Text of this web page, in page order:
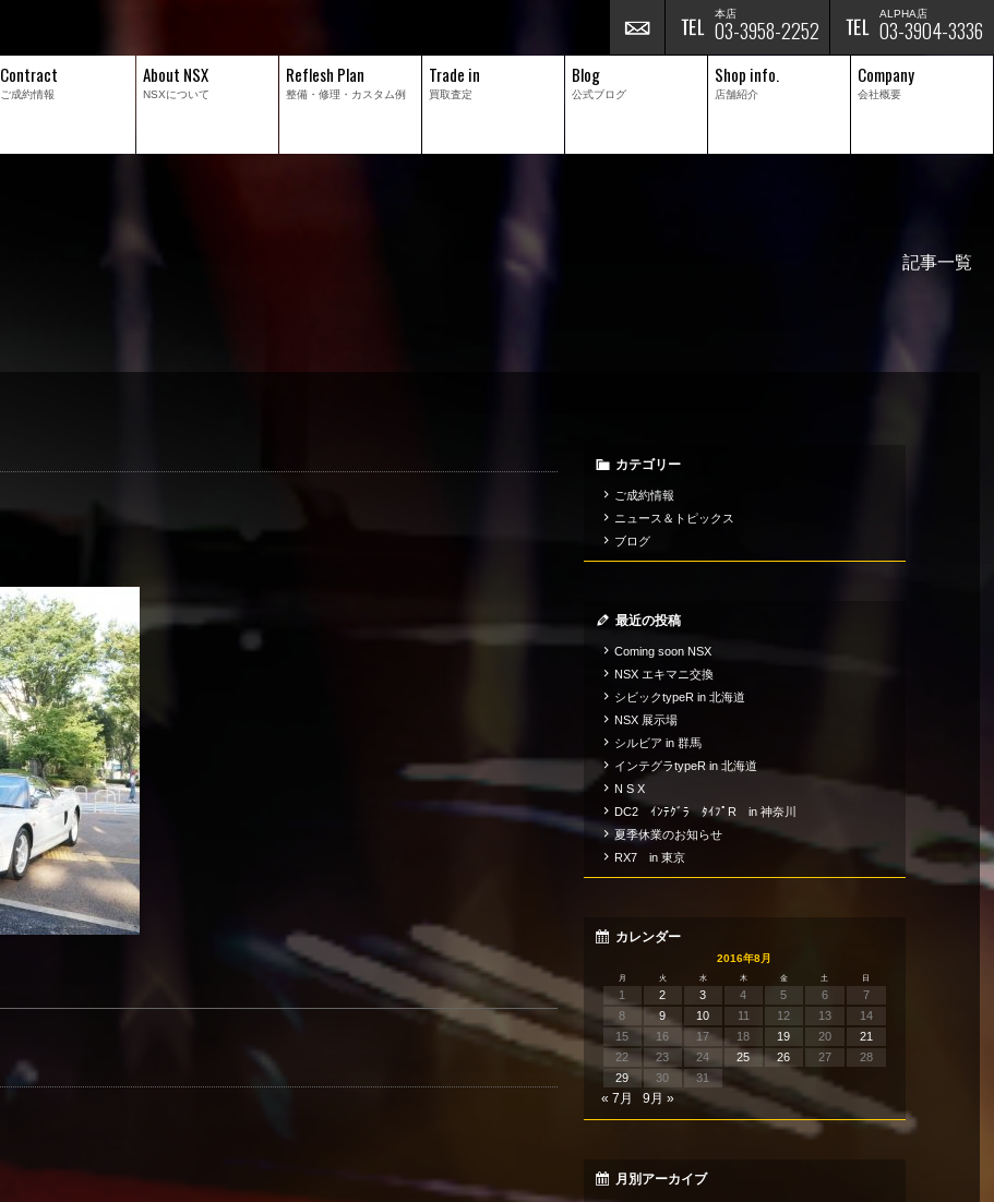
ALPHA店
03-3904-3336
本店
03-3958-2252
Contract
ご成約情報
About NSX
NSXについて
Reflesh Plan
整備・修理・ カスタム例
Trade in
買取査定
Blog
公式ブログ
Shop info.
店舗紹介
Company
会社概要
記事一覧
カテゴリー
ご成約情報
ニュース＆トピックス
ブログ
最近の投稿
Coming soon NSX
NSX エキマニ交換
シビックtypeR in 北海道
NSX 展示場
シルビア in 群馬
インテグラtypeR in 北海道
N S X
DC2 ｲﾝﾃｸﾞﾗ ﾀｲﾌﾟR in 神奈川
夏季休業のお知らせ
RX7 in 東京
カレンダー
2016年8月
月 火 水 木 金 土 日
1 2 3 4 5 6
7
8
9 10 11 12 13
14
15
16 17 18 19 20
21
22
23 24 25 26 27
28
29
30 31
« 7月 9月 »
月別アーカイブ